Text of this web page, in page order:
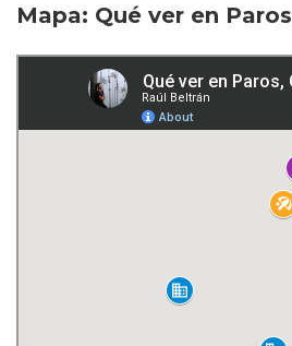
Mapa: Qué ver en Paros